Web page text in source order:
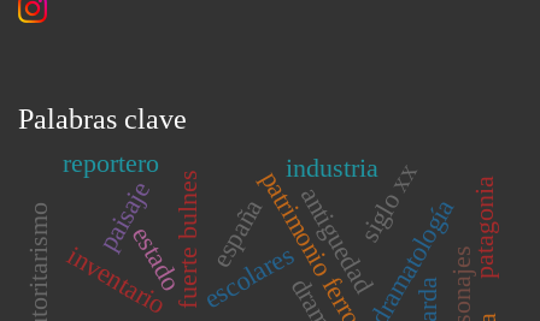
Palabras clave
escolarespatrimonio ferroviariodramatología
fuerte bulnes antiguedad
inventario
estado
autoritarismo siglo xx
españa
paisaje
reportero
patagonia
industria